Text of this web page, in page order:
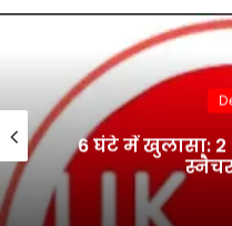
6 घंटे में खुलासा: